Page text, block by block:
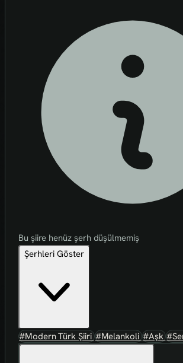
Bu şiire henüz şerh düşülmemiş
Şerhleri Göster
#Modern Türk Şiiri#Melankoli#Aşk